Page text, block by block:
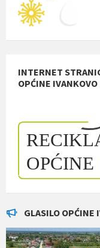
INTERNET
OPĆINE IVANKOVO
GLASILO OPĆINE